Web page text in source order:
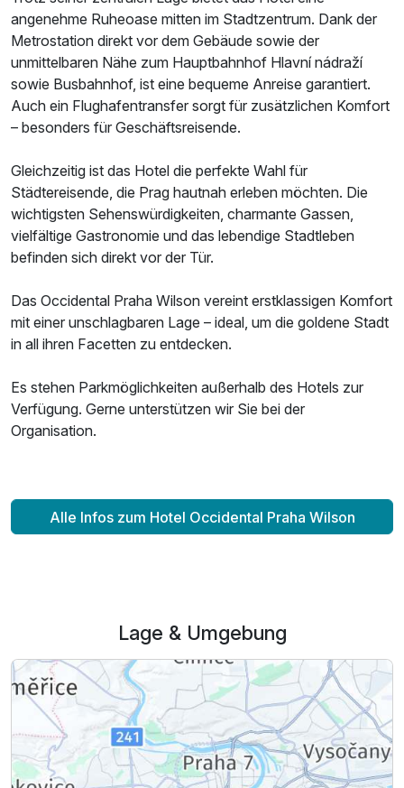
angenehme Ruheoase mitten im Stadtzentrum. Dank der
Metrostation direkt vor dem Gebäude sowie der
unmittelbaren Nähe zum Hauptbahnhof Hlavní nádraží
sowie Busbahnhof, ist eine bequeme Anreise garantiert.
Auch ein Flughafentransfer sorgt für zusätzlichen Komfort
– besonders für Geschäftsreisende.
Gleichzeitig ist das Hotel die perfekte Wahl für
Städtereisende, die Prag hautnah erleben möchten. Die
wichtigsten Sehenswürdigkeiten, charmante Gassen,
vielfältige Gastronomie und das lebendige Stadtleben
befinden sich direkt vor der Tür.
Das Occidental Praha Wilson vereint erstklassigen Komfort
mit einer unschlagbaren Lage – ideal, um die goldene Stadt
in all ihren Facetten zu entdecken.
Es stehen Parkmöglichkeiten außerhalb des Hotels zur
Verfügung. Gerne unterstützen wir Sie bei der
Organisation.
Alle Infos zum Hotel Occidental Praha Wilson
Lage & Umgebung